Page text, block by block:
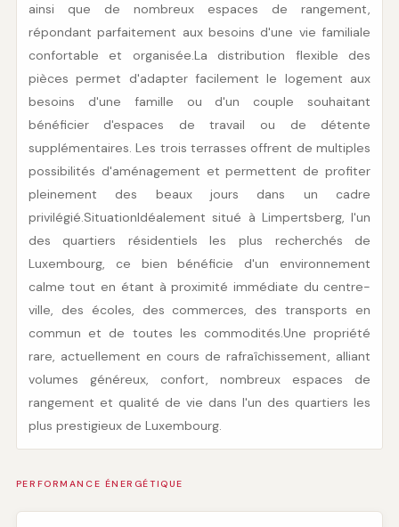
ainsi que de nombreux espaces de rangement,
répondant parfaitement aux besoins d'une vie familiale
confortable et organisée.La distribution flexible des
pièces permet d'adapter facilement le logement aux
besoins d'une famille ou d'un couple souhaitant
bénéficier d'espaces de travail ou de détente
supplémentaires. Les trois terrasses offrent de multiples
possibilités d'aménagement et permettent de profiter
pleinement des beaux jours dans un cadre
privilégié.SituationIdéalement situé à Limpertsberg, l'un
des quartiers résidentiels les plus recherchés de
Luxembourg, ce bien bénéficie d'un environnement
calme tout en étant à proximité immédiate du centre-
ville, des écoles, des commerces, des transports en
commun et de toutes les commodités.Une propriété
rare, actuellement en cours de rafraîchissement, alliant
volumes généreux, confort, nombreux espaces de
rangement et qualité de vie dans l'un des quartiers les
plus prestigieux de Luxembourg.
PERFORMANCE ÉNERGÉTIQUE